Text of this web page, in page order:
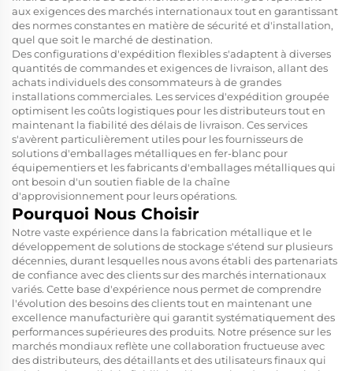
aux exigences des marchés internationaux tout en garantissant
des normes constantes en matière de sécurité et d'installation,
quel que soit le marché de destination.
Des configurations d'expédition flexibles s'adaptent à diverses
quantités de commandes et exigences de livraison, allant des
achats individuels des consommateurs à de grandes
installations commerciales. Les services d'expédition groupée
optimisent les coûts logistiques pour les distributeurs tout en
maintenant la fiabilité des délais de livraison. Ces services
s'avèrent particulièrement utiles pour les fournisseurs de
solutions d'emballages métalliques en fer-blanc pour
équipementiers et les fabricants d'emballages métalliques qui
ont besoin d'un soutien fiable de la chaîne
d'approvisionnement pour leurs opérations.
Pourquoi Nous Choisir
Notre vaste expérience dans la fabrication métallique et le
développement de solutions de stockage s'étend sur plusieurs
décennies, durant lesquelles nous avons établi des partenariats
de confiance avec des clients sur des marchés internationaux
variés. Cette base d'expérience nous permet de comprendre
l'évolution des besoins des clients tout en maintenant une
excellence manufacturière qui garantit systématiquement des
performances supérieures des produits. Notre présence sur les
marchés mondiaux reflète une collaboration fructueuse avec
des distributeurs, des détaillants et des utilisateurs finaux qui